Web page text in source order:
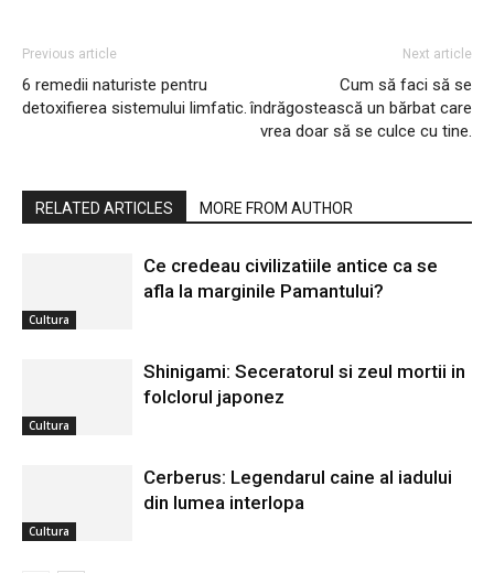
Previous article
6 remedii naturiste pentru
detoxifierea sistemului limfatic.
Next article
Cum să faci să se
îndrăgostească un bărbat care
vrea doar să se culce cu tine.
RELATED ARTICLES MORE FROM AUTHOR
Cultura
Ce credeau civilizatiile antice ca se
afla la marginile Pamantului?
Cultura
Shinigami: Seceratorul si zeul mortii in
folclorul japonez
Cultura
Cerberus: Legendarul caine al iadului
din lumea interlopa